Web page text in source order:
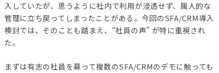
入していたが、思うように社内で利用が浸透せず、属人的な
管理に立ち戻ってしまったことがある。今回のSFA/CRM導入
検討では、そのことも踏まえ、“社員の声” が特に重視され
た。
まずは有志の社員を募って複数のSFA/CRMのデモに触っても